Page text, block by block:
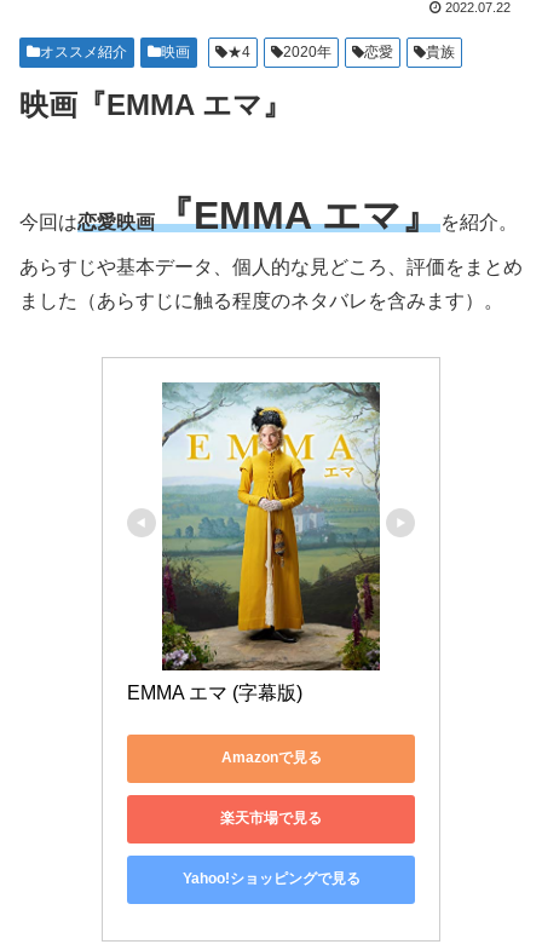
2022.07.22
オススメ紹介 映画 ★4 2020年 恋愛 貴族
映画『EMMA エマ』
今回は恋愛映画『EMMA エマ』を紹介。
あらすじや基本データ、個人的な見どころ、評価をまとめ
ました（あらすじに触る程度のネタバレを含みます）。
EMMA エマ (字幕版)
Amazonで見る
楽天市場で見る
Yahoo!ショッピングで見る